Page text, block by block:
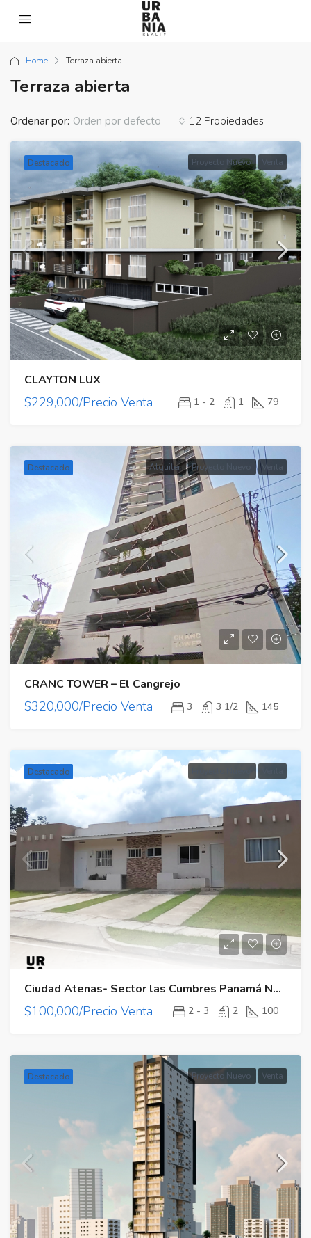
Home Terraza abierta
Terraza abierta
12 Propiedades
Ordenar por: Orden por defecto
Destacado Proyecto Nuevo Venta
CLAYTON LUX
$229,000/Precio Venta 1 - 2 1 79
Destacado Alquiler Proyecto Nuevo Venta
CRANC TOWER – El Cangrejo
$320,000/Precio Venta 3 3 1/2 145
Destacado
Ciudad Atenas- Sector las Cumbres Panamá Norte
$100,000/Precio Venta 2 - 3 2 100
Destacado Proyecto Nuevo Venta